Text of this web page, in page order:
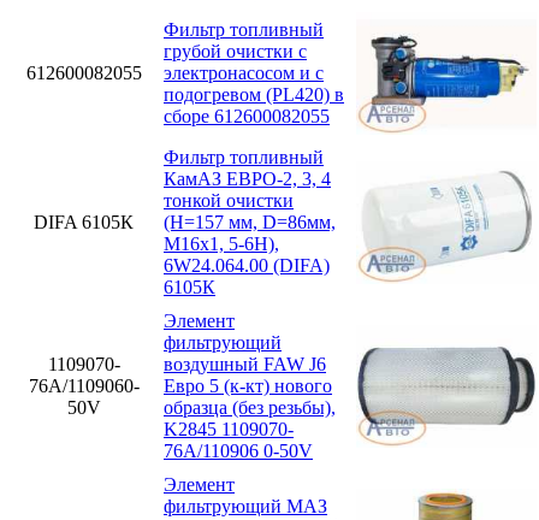
612600082055
Фильтр топливный
грубой очистки с
электронасосом и с
подогревом (PL420) в
сборе 612600082055
DIFA 6105К
Фильтр топливный
КамАЗ ЕВРО-2, 3, 4
тонкой очистки
(H=157 мм, D=86мм,
M16x1, 5-6H),
6W24.064.00 (DIFA)
6105К
1109070-
76А/1109060-
50V
Элемент
фильтрующий
воздушный FAW J6
Евро 5 (к-кт) нового
образца (без резьбы),
K2845 1109070-
76А/110906 0-50V
Элемент
фильтрующий МАЗ